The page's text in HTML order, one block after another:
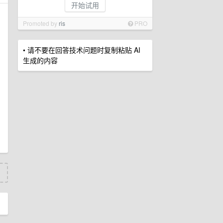
开始试用
Promoted by ris PRO
• 请不要在回答技术问题时复制粘贴 AI
生成的内容